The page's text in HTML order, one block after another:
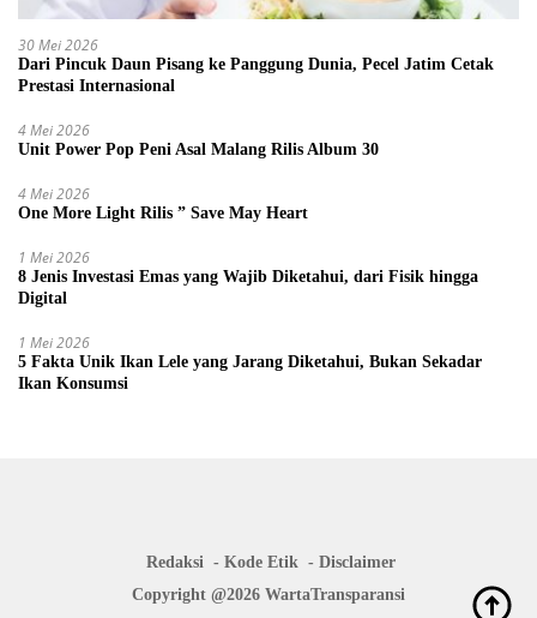
30 Mei 2026
Dari Pincuk Daun Pisang ke Panggung Dunia, Pecel Jatim Cetak
Prestasi Internasional
4 Mei 2026
Unit Power Pop Peni Asal Malang Rilis Album 30
4 Mei 2026
One More Light Rilis ” Save May Heart
1 Mei 2026
8 Jenis Investasi Emas yang Wajib Diketahui, dari Fisik hingga
Digital
1 Mei 2026
5 Fakta Unik Ikan Lele yang Jarang Diketahui, Bukan Sekadar
Ikan Konsumsi
Redaksi Kode Etik
Disclaimer
Copyright @2026 WartaTransparansi